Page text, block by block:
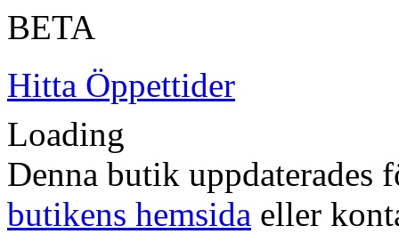
BETA
Hitta Öppettider
Loading
Denna butik uppdaterades
butikens hemsida eller